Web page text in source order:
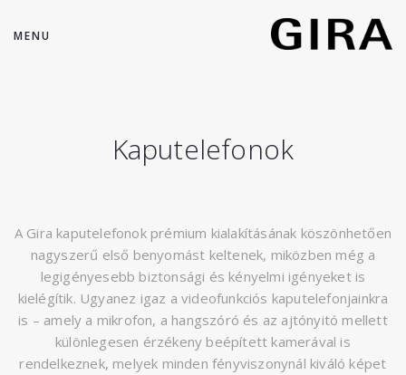
MENU
Kaputelefonok
A Gira kaputelefonok prémium kialakításának köszönhetően
nagyszerű első benyomást keltenek, miközben még a
legigényesebb biztonsági és kényelmi igényeket is
kielégítik. Ugyanez igaz a videofunkciós kaputelefonjainkra
is – amely a mikrofon, a hangszóró és az ajtónyitó mellett
különlegesen érzékeny beépített kamerával is
rendelkeznek, melyek minden fényviszonynál kiváló képet